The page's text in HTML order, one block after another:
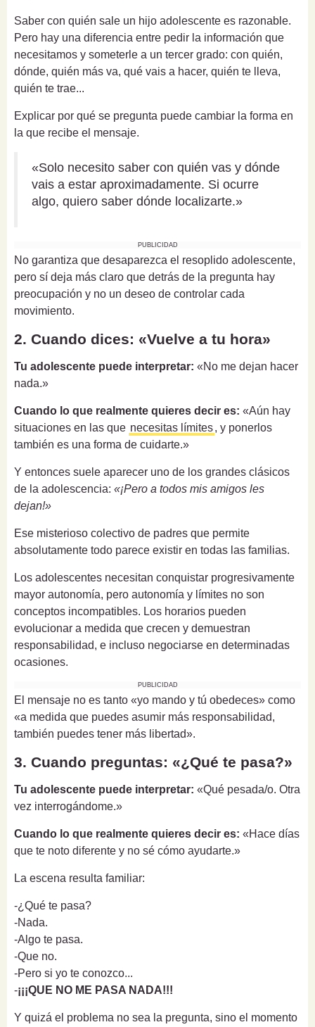
Saber con quién sale un hijo adolescente es razonable.
Pero hay una diferencia entre pedir la información que
necesitamos y someterle a un tercer grado: con quién,
dónde, quién más va, qué vais a hacer, quién te lleva,
quién te trae...
Explicar por qué se pregunta puede cambiar la forma en
la que recibe el mensaje.
«Solo necesito saber con quién vas y dónde
vais a estar aproximadamente. Si ocurre
algo, quiero saber dónde localizarte.»
PUBLICIDAD
No garantiza que desaparezca el resoplido adolescente,
pero sí deja más claro que detrás de la pregunta hay
preocupación y no un deseo de controlar cada
movimiento.
2. Cuando dices: «Vuelve a tu hora»
Tu adolescente puede interpretar: «No me dejan hacer
nada.»
Cuando lo que realmente quieres decir es: «Aún hay
situaciones en las que necesitas límites, y ponerlos
también es una forma de cuidarte.»
Y entonces suele aparecer uno de los grandes clásicos
de la adolescencia: «¡Pero a todos mis amigos les
dejan!»
Ese misterioso colectivo de padres que permite
absolutamente todo parece existir en todas las familias.
Los adolescentes necesitan conquistar progresivamente
mayor autonomía, pero autonomía y límites no son
conceptos incompatibles. Los horarios pueden
evolucionar a medida que crecen y demuestran
responsabilidad, e incluso negociarse en determinadas
ocasiones.
PUBLICIDAD
El mensaje no es tanto «yo mando y tú obedeces» como
«a medida que puedes asumir más responsabilidad,
también puedes tener más libertad».
3. Cuando preguntas: «¿Qué te pasa?»
Tu adolescente puede interpretar: «Qué pesada/o. Otra
vez interrogándome.»
Cuando lo que realmente quieres decir es: «Hace días
que te noto diferente y no sé cómo ayudarte.»
La escena resulta familiar:
-¿Qué te pasa?
-Nada.
-Algo te pasa.
-Que no.
-Pero si yo te conozco...
-¡¡¡QUE NO ME PASA NADA!!!
Y quizá el problema no sea la pregunta, sino el momento